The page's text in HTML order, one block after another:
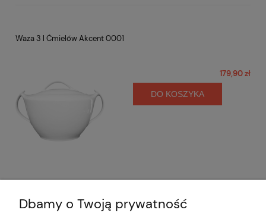
Waza 3 l Ćmielów Akcent 0001
179,90 zł
DO KOSZYKA
Opinie o produkcie (0)
Dbamy o Twoją prywatność